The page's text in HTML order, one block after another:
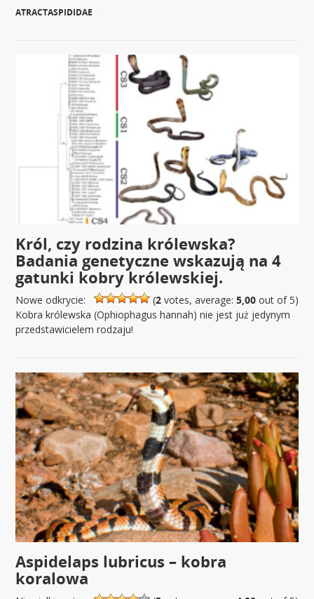
ATRACTASPIDIDAE
Król, czy rodzina królewska?
Badania genetyczne wskazują na 4
gatunki kobry królewskiej.
(2votes, average: 5,00out of 5)
Nowe odkrycie:
Kobra królewska (Ophiophagus hannah) nie jest już jedynym
przedstawicielem rodzaju!
Aspidelaps lubricus – kobra
koralowa